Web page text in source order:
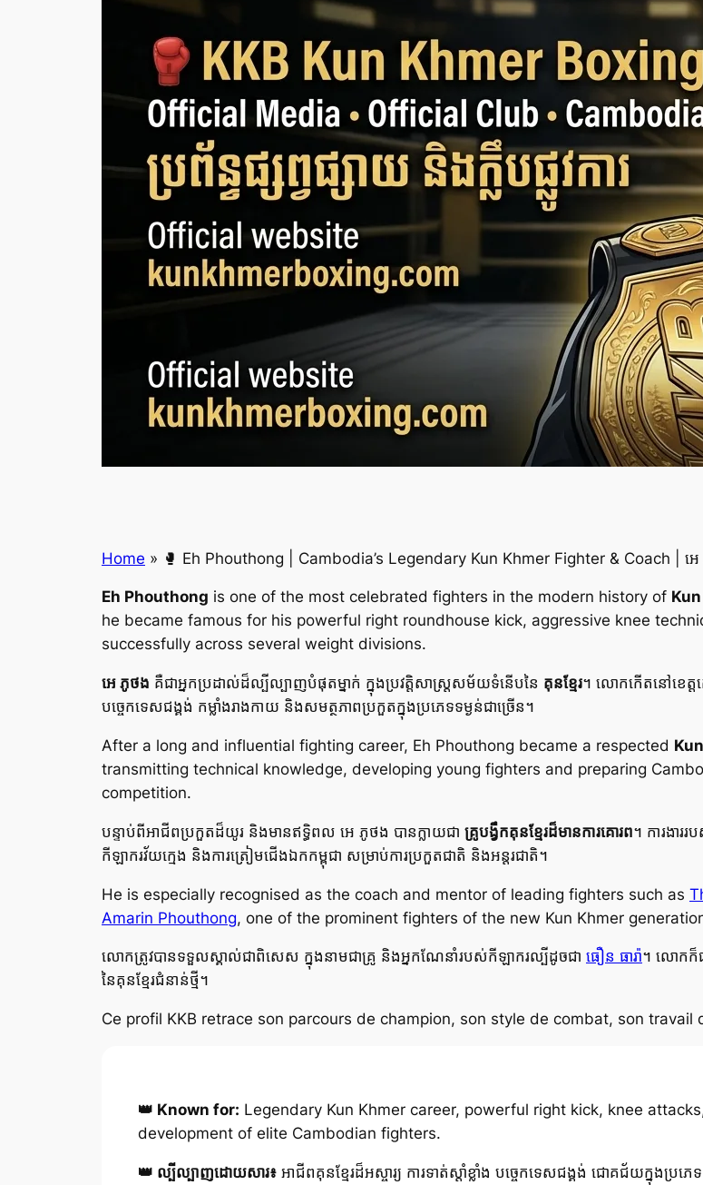
Home » 🥊 Eh Phouthong | Cambodia’s Legendary Kun Khmer Fighter & Coach | អ
Eh Phouthong is one of the most celebrated fighters in the modern history of
he became famous for his powerful right roundhouse kick, aggressive knee
successfully across several weight divisions.
អេ ភូថង គឺជាអ្នកប្រដាល់ដ៏ល្បីល្បាញបំផុតម្នាក់ ក្នុងប្រវត្តិសាស្ត្រសម័យទំនើបនៃ គុនខ្មែរ។ លោកកើតនៅខេត្ត
បច្ចេកទេសជង្គង់ កម្លាំងរាងកាយ និងសមត្ថភាពប្រកួតក្នុងប្រភេទទម្ងន់ជាច្រើន។
After a long and influential fighting career, Eh Phouthong became a respected
transmitting technical knowledge, developing young fighters and preparing
competition.
បន្ទាប់ពីអាជីពប្រកួតដ៏យូរ និងមានឥទ្ធិពល អេ ភូថង បានក្លាយជា គ្រូបង្វឹកគុនខ្មែរដ៏មានការគោរព។ ការងាររ
កីឡាករវ័យក្មេង និងការត្រៀមជើងឯកកម្ពុជា សម្រាប់ការប្រកួតជាតិ និងអន្តរជាតិ។
He is especially recognised as the coach and mentor of leading fighters such as
Amarin Phouthong, one of the prominent fighters of the new Kun Khmer
លោកត្រូវបានទទួលស្គាល់ជាពិសេស ក្នុងនាមជាគ្រូ និងអ្នកណែនាំរបស់កីឡាករល្បីដូចជា ធឿន ធារ៉ា។ លោកក៏
នៃគុនខ្មែរជំនាន់ថ្មី។
Ce profil KKB retrace son parcours de champion, son style de combat, son travail
👑 Known for: Legendary Kun Khmer career, powerful right kick, knee
development of elite Cambodian fighters.
👑 ល្បីល្បាញដោយសារ៖ អាជីពគុនខ្មែរដ៏អស្ចារ្យ ការទាត់ស្តាំខ្លាំង បច្ចេកទេសជង្គង់ ជោគជ័យក្នុងប្រភ